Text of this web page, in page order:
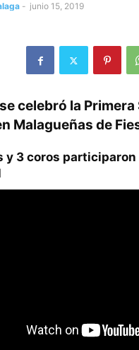
- junio 15, 2019
celebró la Primera
Malagueñas de
y 3 coros participaron